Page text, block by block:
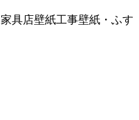
家具店壁紙工事壁紙・ふす